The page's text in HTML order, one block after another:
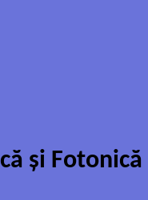
și Fotonică